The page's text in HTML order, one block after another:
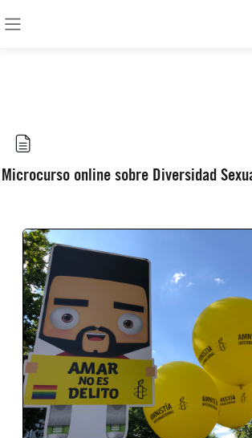
Ir ao contido principal
Microcurso online sobre Diversidad